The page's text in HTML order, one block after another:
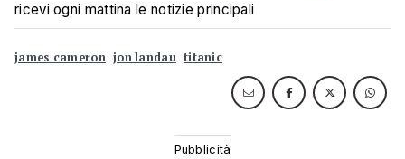
ricevi ogni mattina le notizie principali
james cameron jon landau titanic